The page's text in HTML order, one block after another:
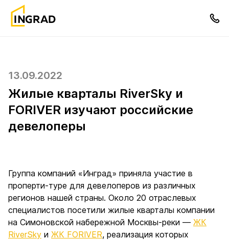
13.09.2022
Жилые кварталы RiverSky и
FORIVER изучают российские
девелоперы
Группа компаний «Инград» приняла участие в
проперти-туре для девелоперов из различных
регионов нашей страны. Около 20 отраслевых
специалистов посетили жилые кварталы компании
на Симоновской набережной Москвы-реки — ЖК
RiverSky и ЖК FORIVER, реализация которых